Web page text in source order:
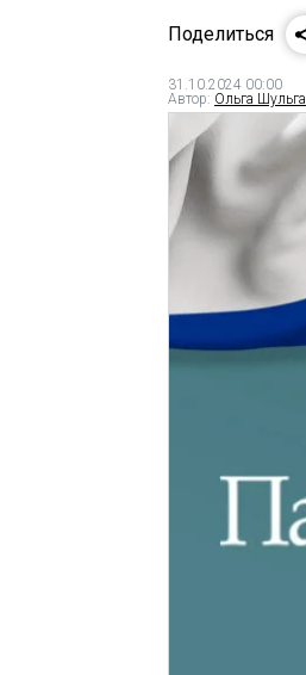
Поделиться
31.10.2024 00:00
Автор: Ольга Шульга